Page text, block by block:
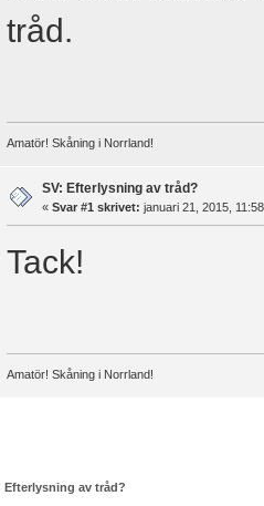
tråd.
Amatör! Skåning i Norrland!
SV: Efterlysning av tråd?
« Svar #1 skrivet: januari 21, 2015,
Tack!
Amatör! Skåning i Norrland!
Efterlysning av tråd?